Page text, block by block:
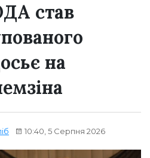
став
на
10:40, 5 Серпня 2026